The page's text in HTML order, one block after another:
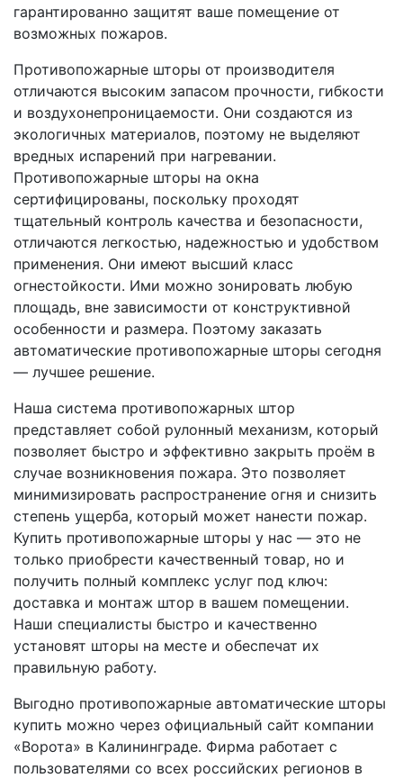
гарантированно защитят ваше помещение от
возможных пожаров.
Противопожарные шторы от производителя
отличаются высоким запасом прочности, гибкости
и воздухонепроницаемости. Они создаются из
экологичных материалов, поэтому не выделяют
вредных испарений при нагревании.
Противопожарные шторы на окна
сертифицированы, поскольку проходят
тщательный контроль качества и безопасности,
отличаются легкостью, надежностью и удобством
применения. Они имеют высший класс
огнестойкости. Ими можно зонировать любую
площадь, вне зависимости от конструктивной
особенности и размера. Поэтому заказать
автоматические противопожарные шторы сегодня
— лучшее решение.
Наша система противопожарных штор
представляет собой рулонный механизм, который
позволяет быстро и эффективно закрыть проём в
случае возникновения пожара. Это позволяет
минимизировать распространение огня и снизить
степень ущерба, который может нанести пожар.
Купить противопожарные шторы у нас — это не
только приобрести качественный товар, но и
получить полный комплекс услуг под ключ:
доставка и монтаж штор в вашем помещении.
Наши специалисты быстро и качественно
установят шторы на месте и обеспечат их
правильную работу.
Выгодно противопожарные автоматические шторы
купить можно через официальный сайт компании
«Ворота» в Калининграде. Фирма работает с
пользователями со всех российских регионов в